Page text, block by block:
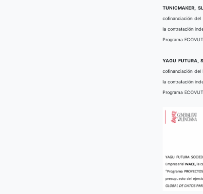
TUNICMAKER, SL,
cofinanciación del
la contratación
Programa
YAGU FUTURA,
cofinanciación del
la contratación
Programa